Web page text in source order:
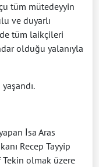
tüm mütedeyyin
ve duyarlı
tüm laikçileri
olduğu yalanıyla
İsa Aras
Recep Tayyip
olmak üzere